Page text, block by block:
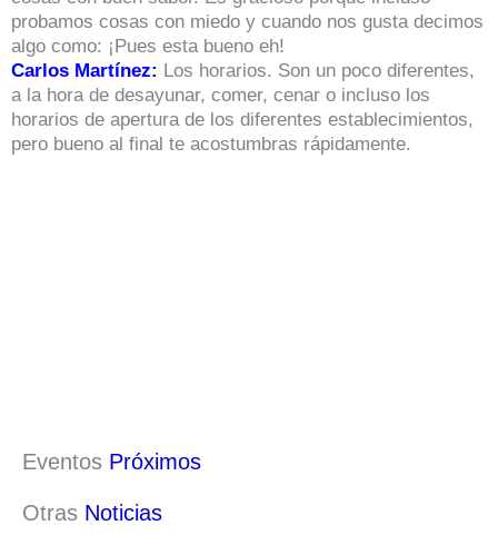
probamos cosas con miedo y cuando nos gusta decimos
algo como: ¡Pues esta bueno eh!
Carlos Martínez: Los horarios. Son un poco diferentes,
a la hora de desayunar, comer, cenar o incluso los
horarios de apertura de los diferentes establecimientos,
pero bueno al final te acostumbras rápidamente.
Eventos Próximos
Otras Noticias